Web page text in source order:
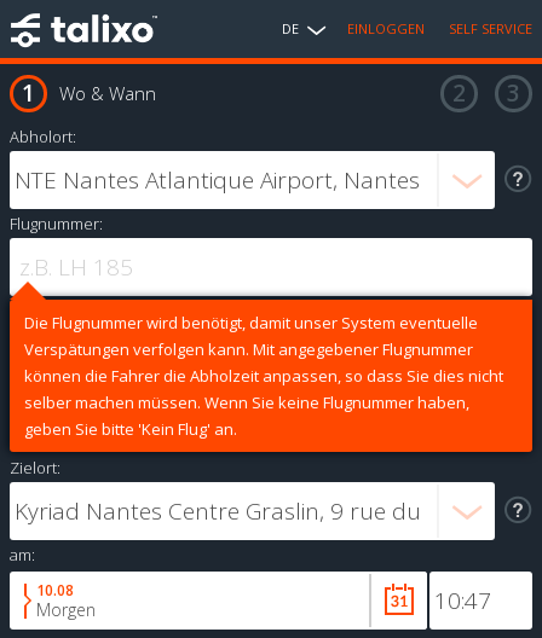
DE EINLOGGEN SELF SERVICE
Wo & Wann
Abholort:
Flugnummer:
Die Flugnummer wird benötigt, damit unser System eventuelle
Verspätungen verfolgen kann. Mit angegebener Flugnummer
können die Fahrer die Abholzeit anpassen, so dass Sie dies nicht
selber machen müssen. Wenn Sie keine Flugnummer haben,
geben Sie bitte 'Kein Flug' an.
Zielort:
am:
10.08
Morgen